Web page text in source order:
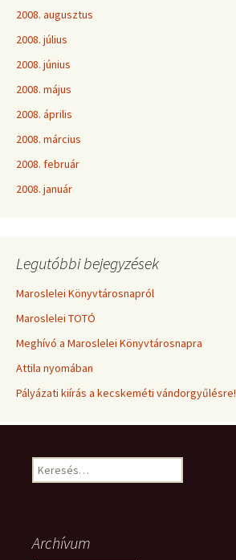
2008. augusztus
2008. július
2008. június
2008. május
2008. április
2008. március
2008. február
2008. január
Legutóbbi bejegyzések
Maroslelei Könyvtárosnapról
Maroslelei TOTÓ
Meghívó a Maroslelei Könyvtárosnapra
Attila nyomában
Pályázati kiírás a kecskeméti vándorgyűlésre!
Keresés:
Archívum